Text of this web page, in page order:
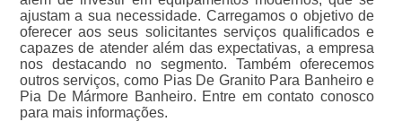
ajustam a sua necessidade. Carregamos o objetivo de
oferecer aos seus solicitantes serviços qualificados e
capazes de atender além das expectativas, a empresa
nos destacando no segmento. Também oferecemos
outros serviços, como Pias De Granito Para Banheiro e
Pia De Mármore Banheiro. Entre em contato conosco
para mais informações.